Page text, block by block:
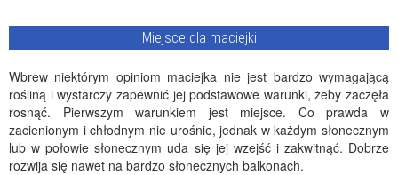
Miejsce dla maciejki
Wbrew niektórym opiniom maciejka nie jest bardzo wymagającą
rośliną i wystarczy zapewnić jej podstawowe warunki, żeby zaczęła
rosnąć. Pierwszym warunkiem jest miejsce. Co prawda w
zacienionym i chłodnym nie urośnie, jednak w każdym słonecznym
lub w połowie słonecznym uda się jej wzejść i zakwitnąć. Dobrze
rozwija się nawet na bardzo słonecznych balkonach.